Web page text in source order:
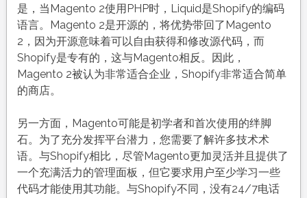
是，当Magento 2使用PHP时，Liquid是Shopify的编码
语言。Magento 2是开源的，将优势带回了Magento
2，因为开源意味着可以自由获得和修改源代码，而
Shopify是专有的，这与Magento相反。因此，
Magento 2被认为非常适合企业，Shopify非常适合简单
的商店。
另一方面，Magento可能是初学者和首次使用的绊脚
石。为了充分发挥平台潜力，您需要了解许多技术术
语。与Shopify相比，尽管Magento更加灵活并且提供了
一个充满活力的管理面板，但它要求用户至少学习一些
代码才能使用其功能。与Shopify不同，没有24/7电话